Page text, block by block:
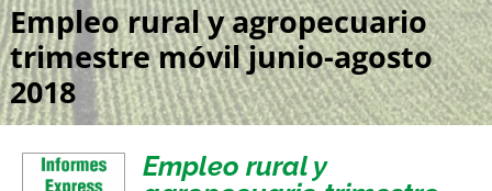
Empleo rural y agropecuario
trimestre móvil junio-agosto
2018
Empleo rural y